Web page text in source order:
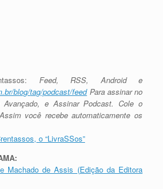
Feed, RSS, Android e
blog/tag/podcast/feedPara assinar no
e Assinar Podcast. Cole o
você recebe automaticamente os
o “LivraSSos”
Machado de Assis (Edição da Editora